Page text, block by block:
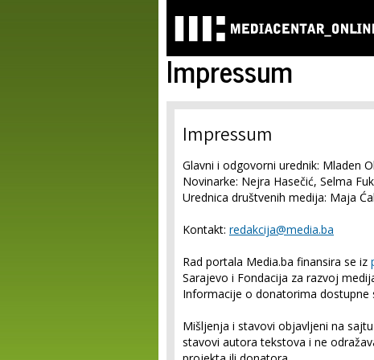
Impressum
Impressum
Glavni i odgovorni urednik: Mladen
Novinarke: Nejra Hasečić, Selma
Urednica društvenih medija: Maja
Kontakt: redakcija@media.ba
Rad portala Media.ba finansira se iz
Sarajevo i Fondacija za razvoj
Informacije o donatorima dostupne
Mišljenja i stavovi objavljeni na
stavovi autora tekstova i ne